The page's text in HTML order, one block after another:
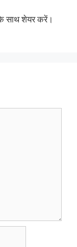
साथ शेयर करें।